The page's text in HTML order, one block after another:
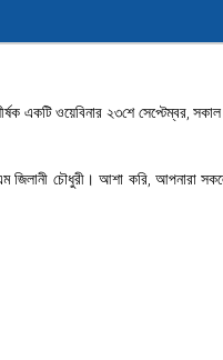
একটি ওয়েবিনার ২৩শে সেপ্টেম্বর, সকাল
চৌধুরী। আশা করি, আপনারা